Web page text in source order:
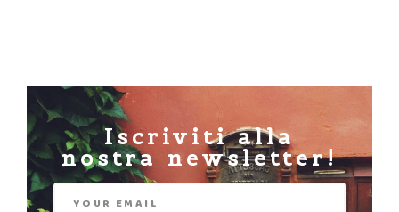
Iscriviti alla
nostra newsletter!